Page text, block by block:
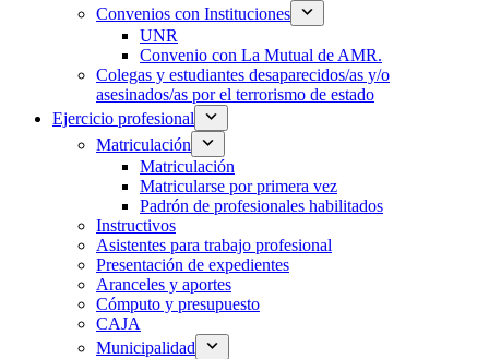
Convenios con Instituciones
UNR
Convenio con La Mutual de AMR.
Colegas y estudiantes desaparecidos/as y/o
asesinados/as por el terrorismo de estado
Ejercicio profesional
Matriculación
Matriculación
Matricularse por primera vez
Padrón de profesionales habilitados
Instructivos
Asistentes para trabajo profesional
Presentación de expedientes
Aranceles y aportes
Cómputo y presupuesto
CAJA
Municipalidad